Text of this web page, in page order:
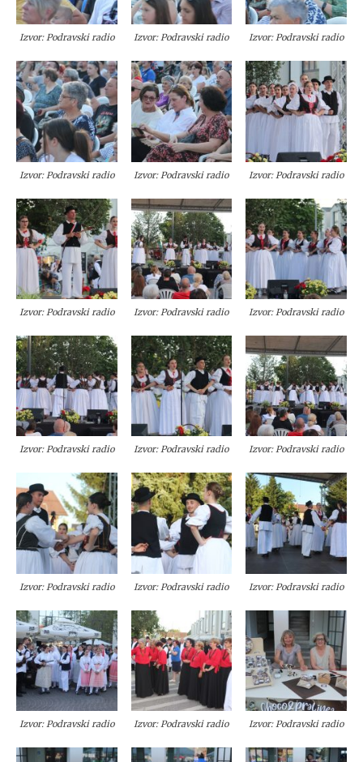
Izvor: Podravski radio Izvor: Podravski radio Izvor: Podravski radio
Izvor: Podravski radio Izvor: Podravski radio Izvor: Podravski radio
Izvor: Podravski radio Izvor: Podravski radio Izvor: Podravski radio
Izvor: Podravski radio Izvor: Podravski radio Izvor: Podravski radio
Izvor: Podravski radio Izvor: Podravski radio Izvor: Podravski radio
Izvor: Podravski radio Izvor: Podravski radio Izvor: Podravski radio